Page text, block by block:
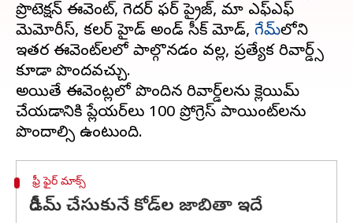
ప్రొటెక్షన్ ఈవెంట్, గెదర్ ఫర్ ప్రైజ్, మా ఎఫ్ఎఫ్
మెమోరీస్, కలర్ హైడ్ అండ్ సీక్ మోడ్, గేమ్‌లోని
ఇతర ఈవెంట్‌లలో పాల్గొనడం వల్ల, ప్రత్యేక రివార్డ్స్
కూడా పొందవచ్చు.
అయితే ఈవెంట్లలో పొందిన రివార్డ్‌లను క్లెయిమ్
చేయడానికి ప్లేయర్‌లు 100 ప్రోగ్రెస్ పాయింట్‌లను
ఫ్రీ ఫైర్ మాక్స్
రీడీమ్ చేసుకునే కోడ్‌ల జాబితా ఇదే